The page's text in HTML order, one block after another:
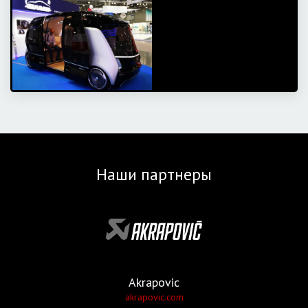
Наши партнеры
Akrapovic
akrapovic.com